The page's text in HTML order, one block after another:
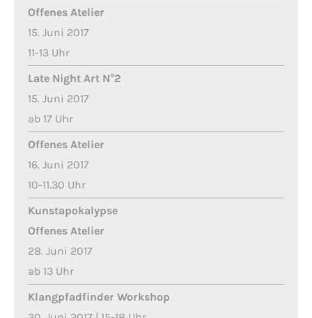
Offenes Atelier
15. Juni 2017
11-13 Uhr
Late Night Art N°2
15. Juni 2017
ab 17 Uhr
Offenes Atelier
16. Juni 2017
10-11.30 Uhr
Kunstapokalypse
Offenes Atelier
28. Juni 2017
ab 13 Uhr
Klangpfadfinder Workshop